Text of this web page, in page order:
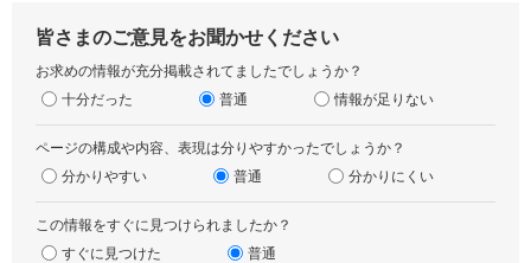
皆さまのご意見をお聞かせください
お求めの情報が充分掲載されてましたでしょうか？
十分だった
普通 情報が足りない
ページの構成や内容、表現は分りやすかったでしょうか？
分かりやすい
普通 分かりにくい
この情報をすぐに見つけられましたか？
すぐに見つけた
普通